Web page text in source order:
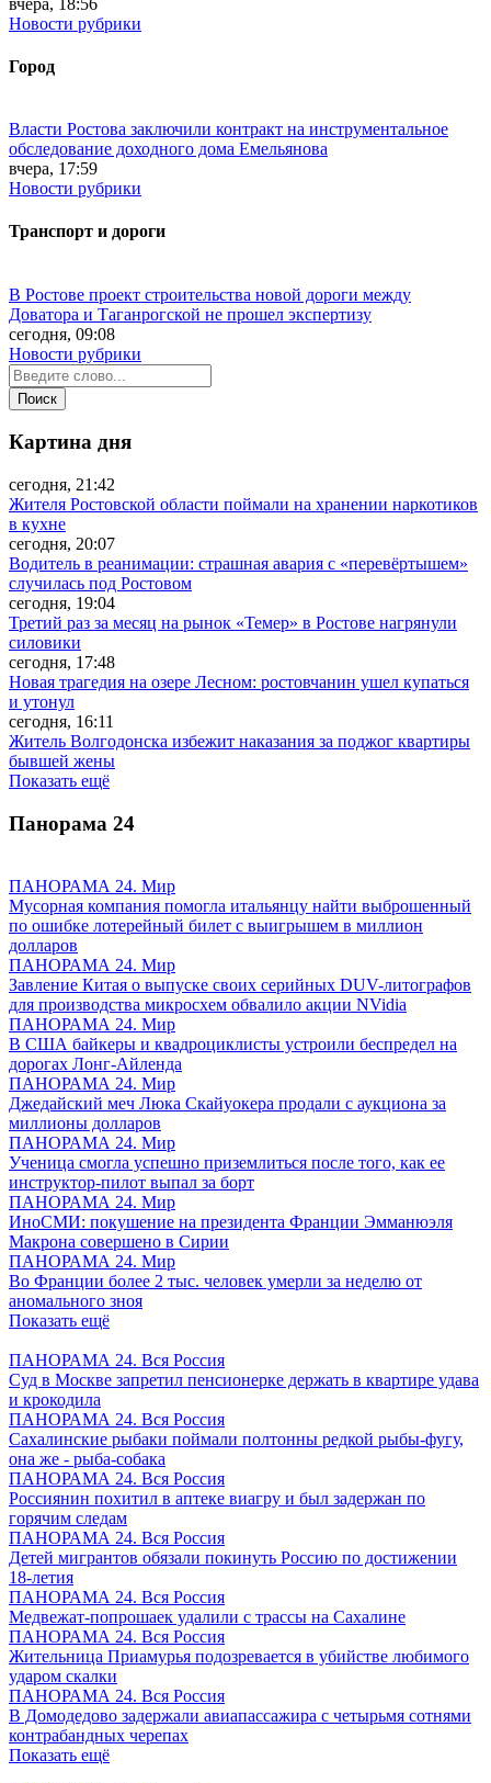
Новости рубрики
Город
Власти Ростова заключили контракт на инструментальное
обследование доходного дома Емельянова
вчера, 17:59
Новости рубрики
Транспорт и дороги
В Ростове проект строительства новой дороги между
Доватора и Таганрогской не прошел экспертизу
сегодня, 09:08
Новости рубрики
Картина дня
сегодня, 21:42
Жителя Ростовской области поймали на хранении наркотиков
в кухне
сегодня, 20:07
Водитель в реанимации: страшная авария с «перевёртышем»
случилась под Ростовом
сегодня, 19:04
Третий раз за месяц на рынок «Темер» в Ростове нагрянули
силовики
сегодня, 17:48
Новая трагедия на озере Лесном: ростовчанин ушел купаться
и утонул
сегодня, 16:11
Житель Волгодонска избежит наказания за поджог квартиры
бывшей жены
Показать ещё
Панорама 24
ПАНОРАМА 24. Мир
Мусорная компания помогла итальянцу найти выброшенный
по ошибке лотерейный билет с выигрышем в миллион
долларов
ПАНОРАМА 24. Мир
Завление Китая о выпуске своих серийных DUV-литографов
для производства микросхем обвалило акции NVidia
ПАНОРАМА 24. Мир
В США байкеры и квадроциклисты устроили беспредел на
дорогах Лонг-Айленда
ПАНОРАМА 24. Мир
Джедайский меч Люка Скайуокера продали с аукциона за
миллионы долларов
ПАНОРАМА 24. Мир
Ученица смогла успешно приземлиться после того, как ее
инструктор-пилот выпал за борт
ПАНОРАМА 24. Мир
ИноСМИ: покушение на президента Франции Эмманюэля
Макрона совершено в Сирии
ПАНОРАМА 24. Мир
Во Франции более 2 тыс. человек умерли за неделю от
аномального зноя
Показать ещё
ПАНОРАМА 24. Вся Россия
Суд в Москве запретил пенсионерке держать в квартире удава
и крокодила
ПАНОРАМА 24. Вся Россия
Сахалинские рыбаки поймали полтонны редкой рыбы-фугу,
она же - рыба-собака
ПАНОРАМА 24. Вся Россия
Россиянин похитил в аптеке виагру и был задержан по
горячим следам
ПАНОРАМА 24. Вся Россия
Детей мигрантов обязали покинуть Россию по достижении
18-летия
ПАНОРАМА 24. Вся Россия
Медвежат-попрошаек удалили с трассы на Сахалине
ПАНОРАМА 24. Вся Россия
Жительница Приамурья подозревается в убийстве любимого
ударом скалки
ПАНОРАМА 24. Вся Россия
В Домодедово задержали авиапассажира с четырьмя сотнями
контрабандных черепах
Показать ещё